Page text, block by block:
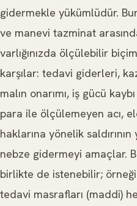
gidermekle yükümlüdür.
ve manevi tazminat
varlığınızda ölçülebilir
karşılar: tedavi giderleri,
malın onarımı, iş gücü
para ile ölçülemeyen acı,
haklarına yönelik
nebze gidermeyi amaçlar.
birlikte de istenebilir;
tedavi masrafları (maddi)